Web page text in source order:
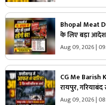
Bhopal Meat
के लिए बड़ा
दुकानें, जानें कौन-
Aug 09, 2026 |
CG Me Barish
रायपुर,
भारी बारिश की
Aug 09, 2026 |